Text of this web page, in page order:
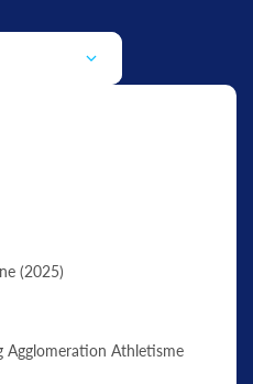
(2025)
Agglomeration Athletisme